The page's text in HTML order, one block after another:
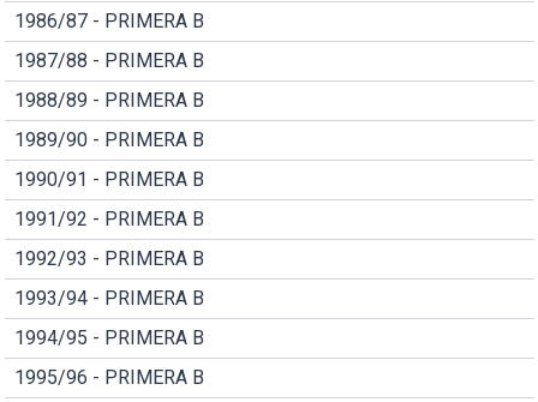
1986/87 - PRIMERA B
1987/88 - PRIMERA B
1988/89 - PRIMERA B
1989/90 - PRIMERA B
1990/91 - PRIMERA B
1991/92 - PRIMERA B
1992/93 - PRIMERA B
1993/94 - PRIMERA B
1994/95 - PRIMERA B
1995/96 - PRIMERA B